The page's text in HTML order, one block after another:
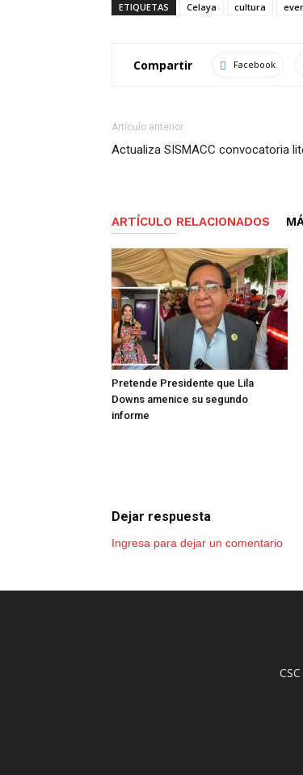
ETIQUETAS Celaya cultura
Compartir Facebook
Artículo anterior
Actualiza SISMACC convocatoria
ARTÍCULO RELACIONADOS
Pretende Presidente que Lila
Downs amenice su segundo
informe
Dejar respuesta
Ingresa para dejar un comentario